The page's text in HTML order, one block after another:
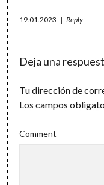
19.01.2023 Reply
Deja una
Tu dirección de
Los campos
Comment